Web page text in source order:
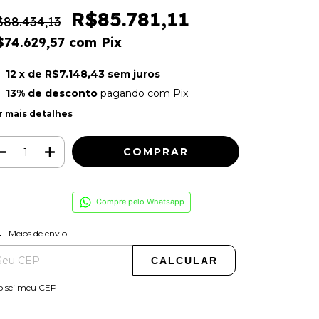
R$85.781,11
com Pix
12 x de R$7.148,43 sem juros
13% de descontopagando com Pix
mais detalhes
Compre pelo Whatsapp
para o CEP:
Meios de envio
CALCULAR
sei meu CEP